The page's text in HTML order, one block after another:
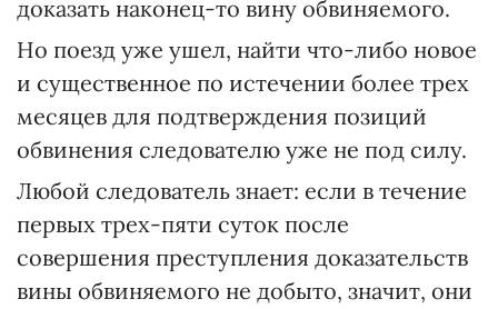
доказать наконец-то вину обвиняемого.
Но поезд уже ушел, найти что-либо новое
и существенное по истечении более трех
месяцев для подтверждения позиций
обвинения следователю уже не под силу.
Любой следователь знает: если в течение
первых трех-пяти суток после
совершения преступления доказательств
вины обвиняемого не добыто, значит, они